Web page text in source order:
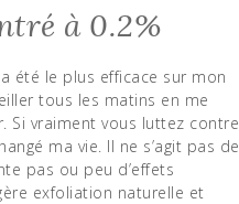
à 0.2%
été le plus efficace sur mon
tous les matins en me
Si vraiment vous luttez contre
ma vie. Il ne s’agit pas de
pas ou peu d’effets
exfoliation naturelle et